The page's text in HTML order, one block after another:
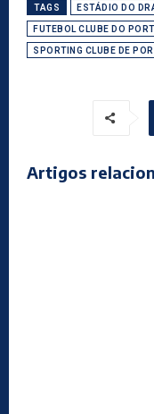
TAGS ESTÁDIO DO
FUTEBOL CLUBE DO
SPORTING CLUBE DE
Artigos